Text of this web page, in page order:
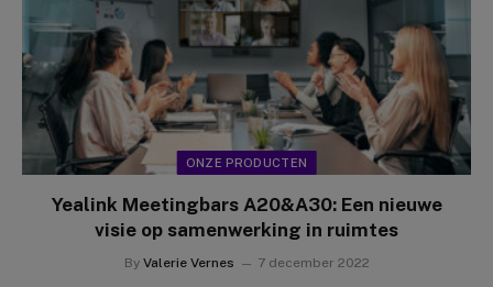
ONZE PRODUCTEN
Yealink Meetingbars A20&A30: Een nieuwe
visie op samenwerking in ruimtes
By Valerie Vernes 7 december 2022